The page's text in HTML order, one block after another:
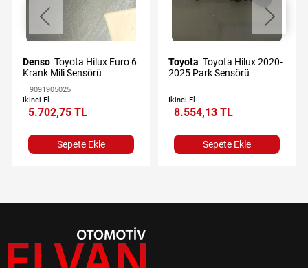
Denso Toyota Hilux Euro 6
Krank Mili Sensörü
9091905025
İkinci El
5.702,75 TL
Sepete Ekle
Toyota
2025 Park Sensörü
İkinci El
8.554,13 TL
Sepete Ekle